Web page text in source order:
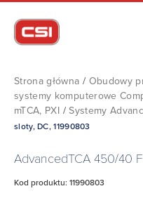
Strona główna / Obudowy
systemy komputerowe
mTCA, PXI /Systemy
sloty, DC, 11990803
AdvancedTCA 450/40
Kod produktu: 11990803